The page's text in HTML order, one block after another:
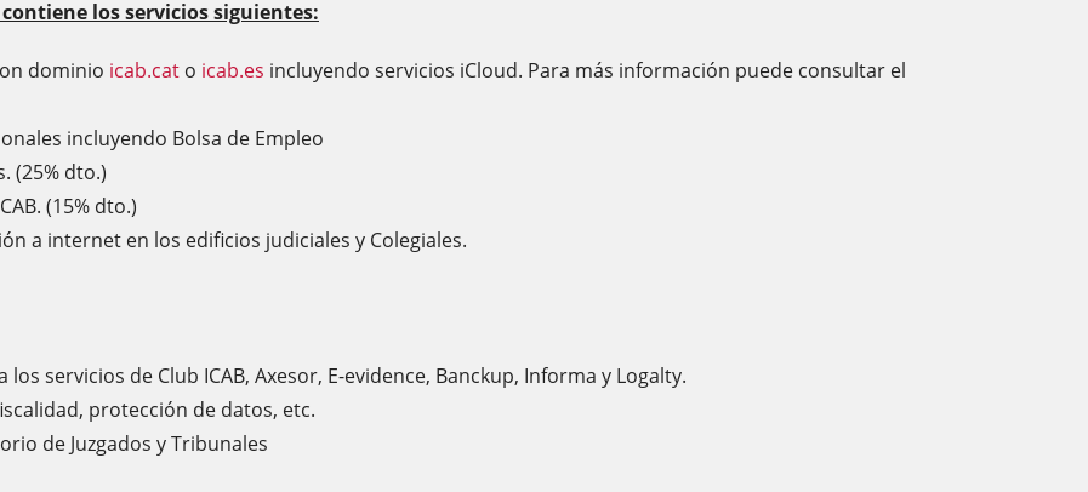
contiene los servicios siguientes:
dominio icab.cat o icab.es incluyendo servicios iCloud. Para más información puede consultar el
incluyendo Bolsa de Empleo
(25% dto.)
(15% dto.)
a internet en los edificios judiciales y Colegiales.
servicios de Club ICAB, Axesor, E-evidence, Banckup, Informa y Logalty.
protección de datos, etc.
de Juzgados y Tribunales